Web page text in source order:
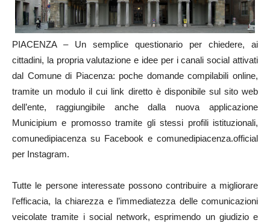
PIACENZA – Un semplice questionario per chiedere, ai
cittadini, la propria valutazione e idee per i canali social attivati
dal Comune di Piacenza: poche domande compilabili online,
tramite un modulo il cui link diretto è disponibile sul sito web
dell’ente, raggiungibile anche dalla nuova applicazione
Municipium e promosso tramite gli stessi profili istituzionali,
comunedipiacenza su Facebook e comunedipiacenza.official
per Instagram.
Tutte le persone interessate possono contribuire a migliorare
l’efficacia, la chiarezza e l’immediatezza delle comunicazioni
veicolate tramite i social network, esprimendo un giudizio e